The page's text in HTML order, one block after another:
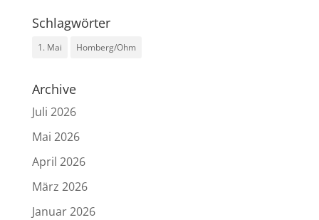
Schlagwörter
1. Mai Homberg/Ohm
Archive
Juli 2026
Mai 2026
April 2026
März 2026
Januar 2026